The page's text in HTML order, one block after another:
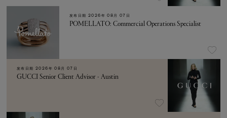
发布日期 2026年 08月 07日
POMELLATO: Commercial Operations Specialist
发布日期 2026年 08月 07日
GUCCI Senior Client Advisor - Austin